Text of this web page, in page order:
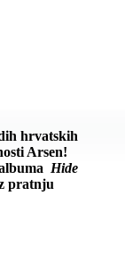
hrvatskih
Arsen!
Hide
pratnju